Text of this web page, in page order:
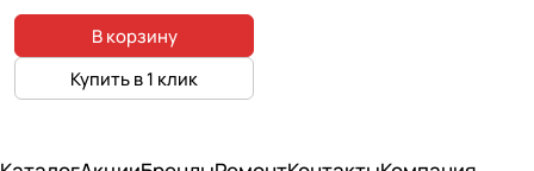
В корзину
Купить в 1 клик